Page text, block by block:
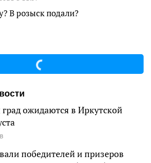
В розыск подали?
ожидаются в Иркутской
победителей и призеров